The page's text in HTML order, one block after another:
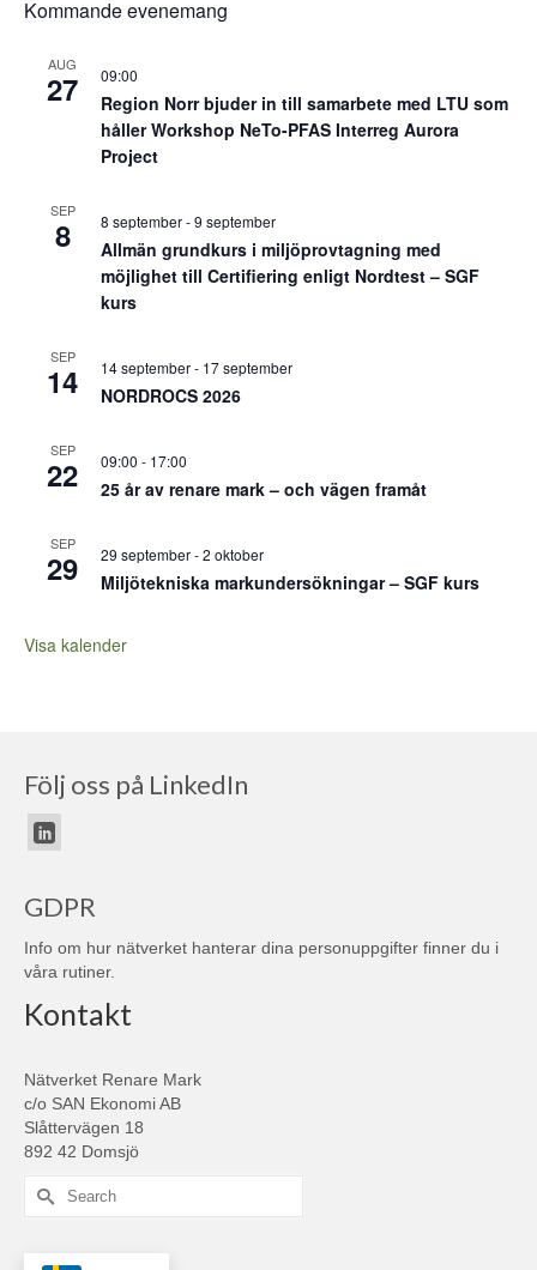
Kommande evenemang
AUG
27 09:00
Region Norr bjuder in till samarbete med LTU som
håller Workshop NeTo-PFAS Interreg Aurora
Project
SEP
8 8 september-9 september
Allmän grundkurs i miljöprovtagning med
möjlighet till Certifiering enligt Nordtest – SGF
kurs
SEP
14 14 september- 17 september
NORDROCS 2026
SEP
22 09:00 - 17:00
25 år av renare mark – och vägen framåt
SEP
29 29 september-2 oktober
Miljötekniska markundersökningar – SGF kurs
Visa kalender
Följ oss på LinkedIn
GDPR
Info om hur nätverket hanterar dina personuppgifter finner du i
våra rutiner.
Kontakt
Nätverket Renare Mark
c/o SAN Ekonomi AB
Slåttervägen 18
892 42 Domsjö
Search
for: